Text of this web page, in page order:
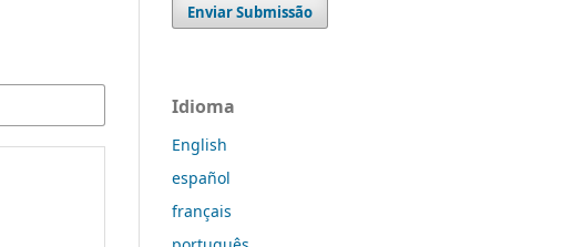
Enviar Submissão
Idioma
English
español
français